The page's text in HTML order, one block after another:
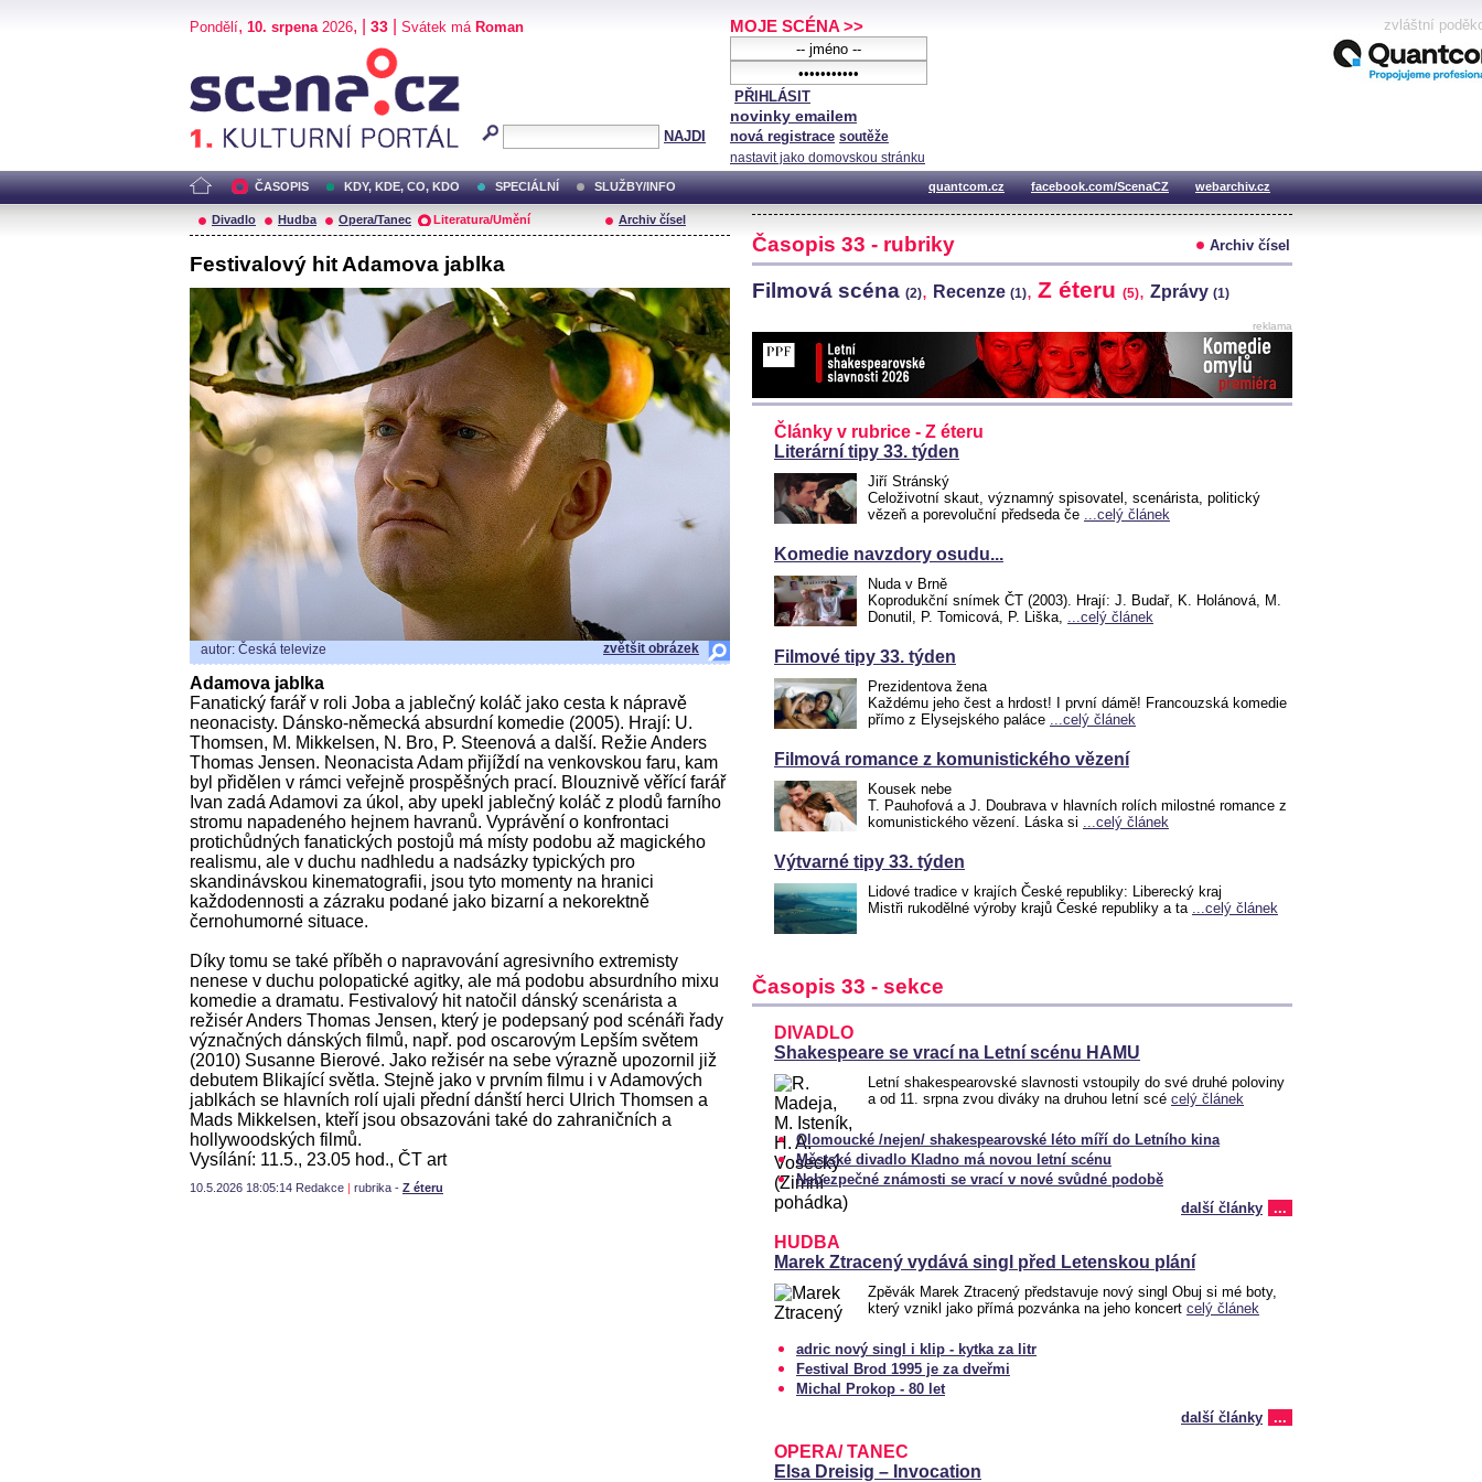
Pondělí, 10. srpena2026, | 33 Svátek má Roman
NAJDI
MOJE SCÉNA >>
PŘIHLÁSIT
novinky emailem
nová registrace soutěže
nastavit jako domovskou stránku
zvláštní
ČASOPIS KDY, KDE, CO, KDO SPECIÁLNÍ SLUŽBY/INFO quantcom.cz facebook.com/ScenaCZ webarchiv.cz
Divadlo Hudba Opera/Tanec Literatura/Umění Archiv čísel
Festivalový hit Adamova jablka
autor: Česká televize zvětšit obrázek
Adamova jablka
Fanatický farář v roli Joba a jablečný koláč jako cesta k nápravě
neonacisty. Dánsko-německá absurdní komedie (2005). Hrají: U.
Thomsen, M. Mikkelsen, N. Bro, P. Steenová a další. Režie Anders
Thomas Jensen. Neonacista Adam přijíždí na venkovskou faru, kam
byl přidělen v rámci veřejně prospěšných prací. Blouznivě věřící farář
Ivan zadá Adamovi za úkol, aby upekl jablečný koláč z plodů farního
stromu napadeného hejnem havranů. Vyprávění o konfrontaci
protichůdných fanatických postojů má místy podobu až magického
realismu, ale v duchu nadhledu a nadsázky typických pro
skandinávskou kinematografii, jsou tyto momenty na hranici
každodennosti a zázraku podané jako bizarní a nekorektně
černohumorné situace.
Díky tomu se také příběh o napravování agresivního extremisty
nenese v duchu polopatické agitky, ale má podobu absurdního mixu
komedie a dramatu. Festivalový hit natočil dánský scenárista a
režisér Anders Thomas Jensen, který je podepsaný pod scénáři řady
význačných dánských filmů, např. pod oscarovým Lepším světem
(2010) Susanne Bierové. Jako režisér na sebe výrazně upozornil již
debutem Blikající světla. Stejně jako v prvním filmu i v Adamových
jablkách se hlavních rolí ujali přední dánští herci Ulrich Thomsen a
Mads Mikkelsen, kteří jsou obsazováni také do zahraničních a
hollywoodských filmů.
Vysílání: 11.5., 23.05 hod., ČT art
10.5.2026 18:05:14 Redakce | rubrika - Z éteru
Časopis 33 - rubriky Archiv čísel
Filmová scéna (2), Recenze (1), Z éteru (5), Zprávy (1)
reklama
Články v rubrice - Z éteru
Literární tipy 33. týden
Jiří Stránský
Celoživotní skaut, významný spisovatel, scenárista, politický
vězeň a porevoluční předseda če ...celý článek
Komedie navzdory osudu...
Nuda v Brně
Koprodukční snímek ČT (2003). Hrají: J. Budař, K. Holánová, M.
Donutil, P. Tomicová, P. Liška, ...celý článek
Filmové tipy 33. týden
Prezidentova žena
Každému jeho čest a hrdost! I první dámě! Francouzská komedie
přímo z Elysejského paláce ...celý článek
Filmová romance z komunistického vězení
Kousek nebe
T. Pauhofová a J. Doubrava v hlavních rolích milostné romance z
komunistického vězení. Láska si ...celý článek
Výtvarné tipy 33. týden
Lidové tradice v krajích České republiky: Liberecký kraj
Mistři rukodělné výroby krajů České republiky a ta ...celý článek
Časopis 33 - sekce
DIVADLO
Shakespeare se vrací na Letní scénu HAMU
Letní shakespearovské slavnosti vstoupily do své druhé poloviny
a od 11. srpna zvou diváky na druhou letní scé celý článek
Olomoucké /nejen/ shakespearovské léto míří do Letního kina
Městské divadlo Kladno má novou letní scénu
Nebezpečné známosti se vrací v nové svůdné podobě
další články
...
HUDBA
Marek Ztracený vydává singl před Letenskou plání
Zpěvák Marek Ztracený představuje nový singl Obuj si mé boty,
který vznikl jako přímá pozvánka na jeho koncert celý článek
adric nový singl i klip - kytka za litr
Festival Brod 1995 je za dveřmi
Michal Prokop - 80 let
další články
...
OPERA/ TANEC
Elsa Dreisig – Invocation